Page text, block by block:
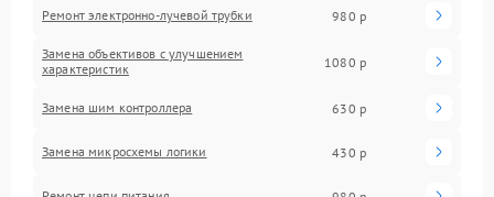
Ремонт электронно-лучевой трубки 980 р
Замена объективов с улучшением
характеристик
1080 р
Замена шим контроллера 630 р
Замена микросхемы логики 430 р